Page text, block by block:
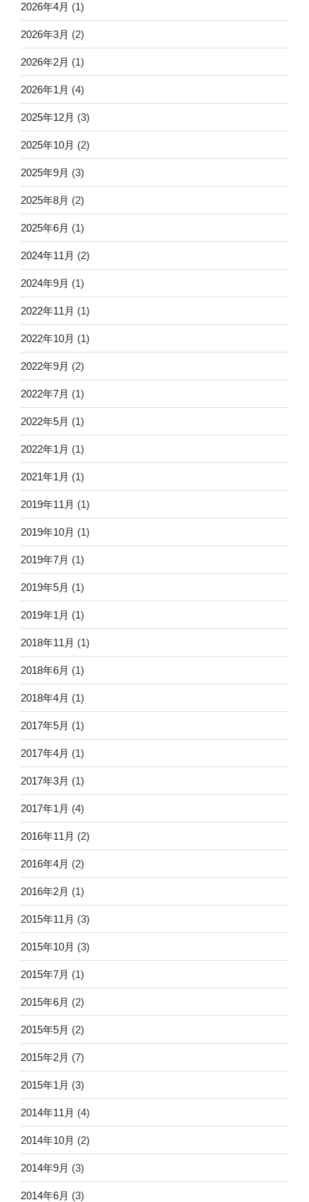
2026年4月 (1)
2026年3月 (2)
2026年2月 (1)
2026年1月 (4)
2025年12月 (3)
2025年10月 (2)
2025年9月 (3)
2025年8月 (2)
2025年6月 (1)
2024年11月 (2)
2024年9月 (1)
2022年11月 (1)
2022年10月 (1)
2022年9月 (2)
2022年7月 (1)
2022年5月 (1)
2022年1月 (1)
2021年1月 (1)
2019年11月 (1)
2019年10月 (1)
2019年7月 (1)
2019年5月 (1)
2019年1月 (1)
2018年11月 (1)
2018年6月 (1)
2018年4月 (1)
2017年5月 (1)
2017年4月 (1)
2017年3月 (1)
2017年1月 (4)
2016年11月 (2)
2016年4月 (2)
2016年2月 (1)
2015年11月 (3)
2015年10月 (3)
2015年7月 (1)
2015年6月 (2)
2015年5月 (2)
2015年2月 (7)
2015年1月 (3)
2014年11月 (4)
2014年10月 (2)
2014年9月 (3)
2014年6月 (3)